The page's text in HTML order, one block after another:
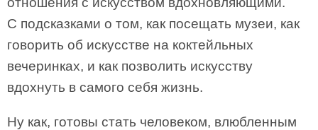
С подсказками о том, как посещать музеи, как
говорить об искусстве на коктейльных
вечеринках, и как позволить искусству
вдохнуть в самого себя жизнь.
Ну как, готовы стать человеком, влюбленным